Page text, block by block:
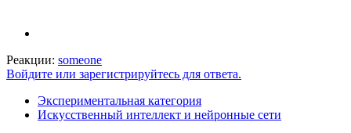
Реакции: someone
Войдите или зарегистрируйтесь для ответа.
Экспериментальная категория
Искусственный интеллект и нейронные сети